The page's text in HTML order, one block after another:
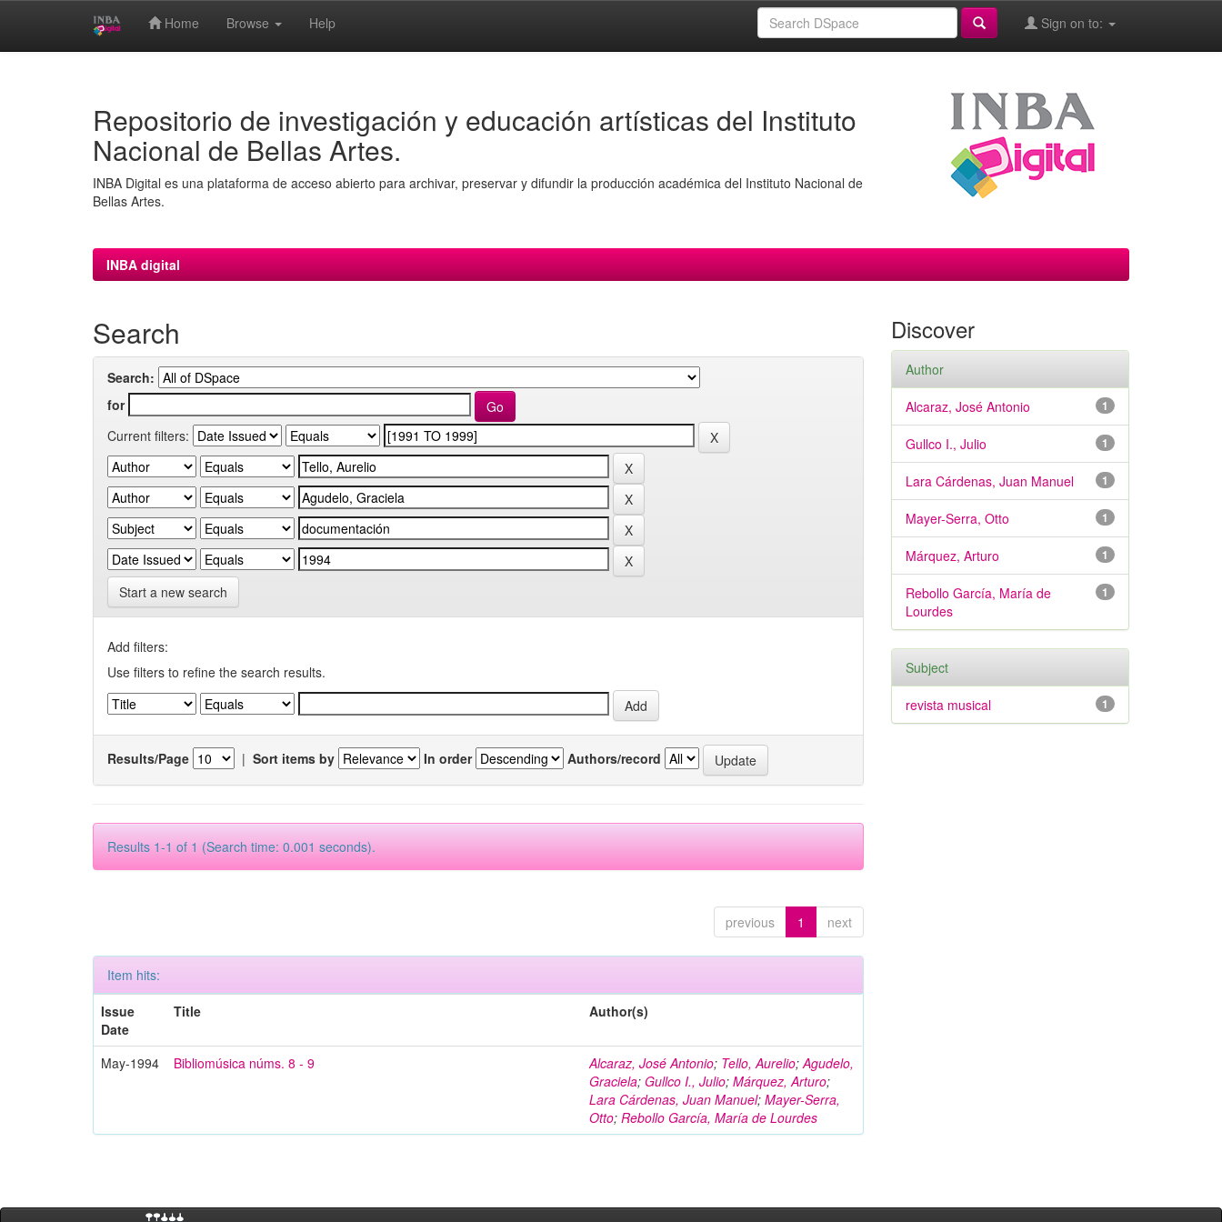
Home Browse Help Sign on to:
Repositorio de investigación y educación artísticas del Instituto
Nacional de Bellas Artes.
INBA Digital es una plataforma de acceso abierto para archivar, preservar y difundir la producción académica del Instituto Nacional de
Bellas Artes.
INBA digital
Search
Search:
for
Current filters:
Start a new search
Add filters:
Use filters to refine the search results.
Results/Page | Sort items by In order Authors/record
Results 1-1 of 1 (Search time: 0.001 seconds).
previous 1 next
Item hits:
Issue
Date
Title Author(s)
May-1994 Bibliomúsica núms. 8 - 9 Alcaraz, José Antonio; Tello, Aurelio;Agudelo,
Graciela;Gullco I., Julio;Márquez, Arturo;
Lara Cárdenas, Juan Manuel;Mayer-Serra,
Otto;Rebollo García, María de Lourdes
Discover
Author
1
Alcaraz, José Antonio
1
Gullco I., Julio
1
Lara Cárdenas, Juan Manuel
1
Mayer-Serra, Otto
1
Márquez, Arturo
1
Rebollo García, María de
Lourdes
Subject
1
revista musical